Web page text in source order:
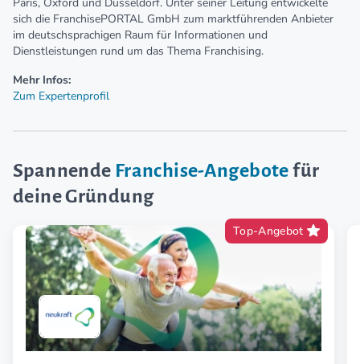
sich die FranchisePORTAL GmbH zum marktführenden Anbieter
im deutschsprachigen Raum für Informationen und
Dienstleistungen rund um das Thema Franchising.
Mehr Infos:
Zum Expertenprofil
Spannende Franchise-Angebotefür
deine Gründung
Top-Angebot